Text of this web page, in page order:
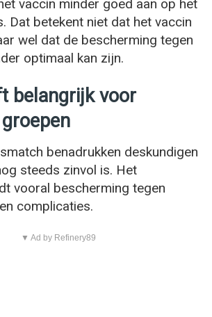
vaccin minder goed aan op het
Dat betekent niet dat het vaccin
wel dat de bescherming tegen
optimaal kan zijn.
belangrijk voor
benadrukken deskundigen
steeds zinvol is. Het
vooral bescherming tegen
complicaties.
▼ Ad by Refinery89